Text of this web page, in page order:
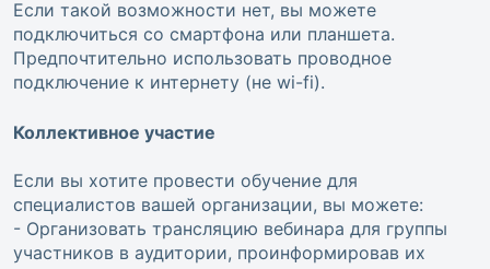
Если такой возможности нет, вы можете
подключиться со смартфона или планшета.
Предпочтительно использовать проводное
подключение к интернету (не wi-fi).
Коллективное участие
Если вы хотите провести обучение для
специалистов вашей организации, вы можете:
- Организовать трансляцию вебинара для группы
участников в аудитории, проинформировав их